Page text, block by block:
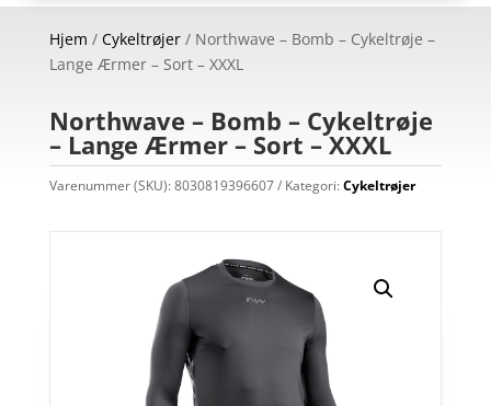
Hjem / Cykeltrøjer/ Northwave – Bomb – Cykeltrøje –
Lange Ærmer – Sort – XXXL
Northwave – Bomb – Cykeltrøje
– Lange Ærmer – Sort – XXXL
Varenummer (SKU):8030819396607 Kategori:Cykeltrøjer